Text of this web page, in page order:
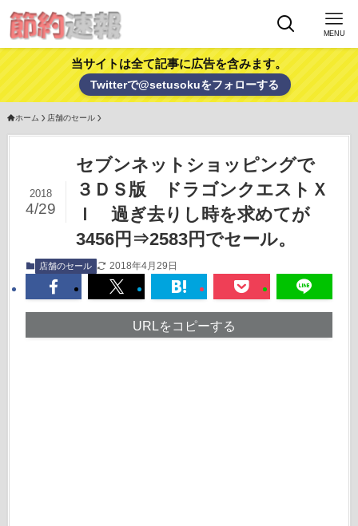
MENU
当サイトは全て記事に広告を含みます。
Twitterで@setusokuをフォローする
ホーム 店舗のセール
セブンネットショッピングで
３ＤＳ版 ドラゴンクエストＸ
Ｉ 過ぎ去りし時を求めてが
3456円⇒2583円でセール。
2018
4/29
店舗のセール 2018年4月29日
URLをコピーする